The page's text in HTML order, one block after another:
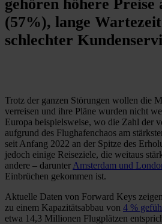
gehören höhere
(57%), lange
schlechter
Trotz der ganzen Störungen wollen die
verreisen und ihre Pläne wurden nicht
Europa beispielsweise, wo die Zahl der
aufgrund des Flughafenchaos am
seit Anfang 2022 an der Spitze des
jedoch einige Reiseziele, die weitaus
andere – darunter Amsterdam und
Einbrüchen gekommen ist.
Aktuelle Daten von Forward Keys
zu einem Kapazitätsabbau von 4 %
etwa 14,3 Millionen Flugplätzen